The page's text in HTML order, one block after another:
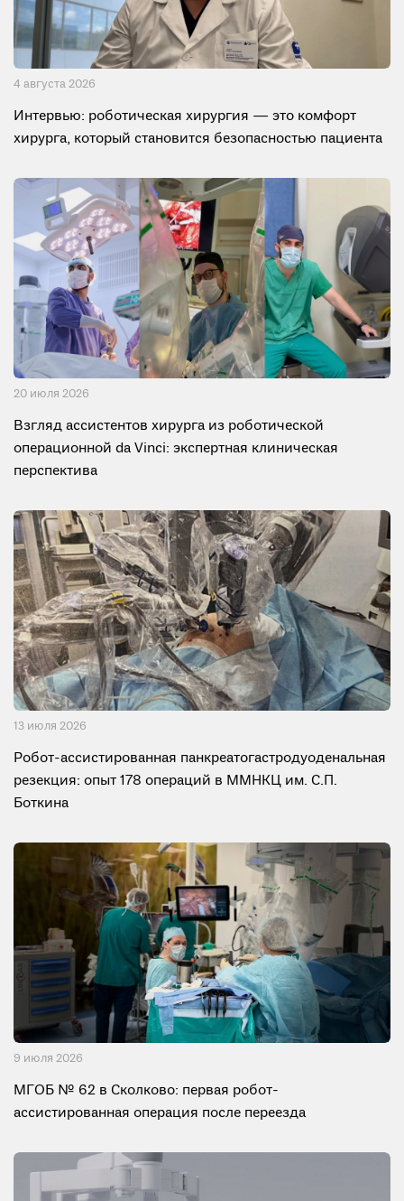
4 августа 2026
Интервью: роботическая хирургия — это комфорт
хирурга, который становится безопасностью пациента
20 июля 2026
Взгляд ассистентов хирурга из роботической
операционной da Vinci: экспертная клиническая
перспектива
13 июля 2026
Робот-ассистированная панкреатогастродуоденальная
резекция: опыт 178 операций в ММНКЦ им. С.П.
Боткина
9 июля 2026
МГОБ № 62 в Сколково: первая робот-
ассистированная операция после переезда